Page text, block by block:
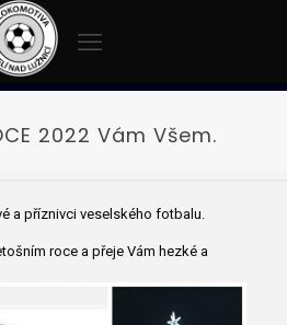
2022 Vám Všem.
a příznivci veselského fotbalu.
roce a přeje Vám hezké a